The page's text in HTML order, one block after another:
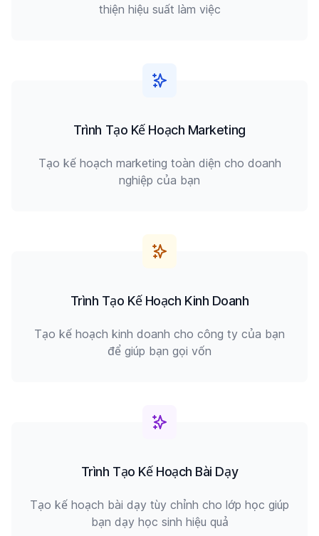
thiện hiệu suất làm việc
Trình Tạo Kế Hoạch Marketing
Tạo kế hoạch marketing toàn diện cho doanh
nghiệp của bạn
Trình Tạo Kế Hoạch Kinh Doanh
Tạo kế hoạch kinh doanh cho công ty của bạn
để giúp bạn gọi vốn
Trình Tạo Kế Hoạch Bài Dạy
Tạo kế hoạch bài dạy tùy chỉnh cho lớp học giúp
bạn dạy học sinh hiệu quả